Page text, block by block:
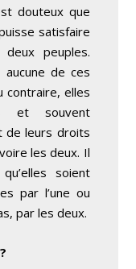
douteux que
satisfaire
peuples.
de ces
contraire, elles
et souvent
de leurs droits
les deux. Il
soient
par l’une ou
par les deux.